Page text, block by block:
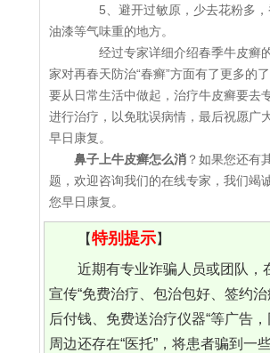
5、避开过敏原，少去花粉多，
油漆等气味重的地方。
经过专家详细介绍春季牛皮癣
家对再春天防治“春癣”方面有了更多的
要从日常生活中做起，治疗牛皮癣要去
进行治疗，以免耽误病情，最后祝愿广
早日康复。
鼻子上牛皮癣怎么消 ？如果您还有
题，欢迎咨询我们的在线专家，我们竭
您早日康复。
【特别提示】
近期有专业诈骗人员或团队，
宣传“免费治疗、包治包好、签约
后付钱、免费送治疗仪器“等广告
周边还存在“医托”，将患者骗到一